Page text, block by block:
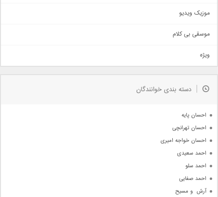
سنتی
اهنگ بندرعباسی
دمو
مذهبی
جدیدترین ها
موزیک ویدیو
موسقی بی کلام
ویژه
دسته بندی خوانندگان
احسان پایه
احسان تهرانچی
احسان خواجه امیری
احمد سعیدی
احمد سلو
احمد صفایی
آرش  و مسیح